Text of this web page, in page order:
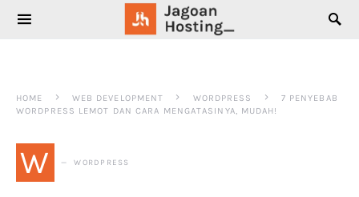
SEARCH FOR:
HOME WEB DEVELOPMENT WORDPRESS
7 PENYEBAB
WORDPRESS LEMOT DAN CARA MENGATASINYA, MUDAH!
W WORDPRESS